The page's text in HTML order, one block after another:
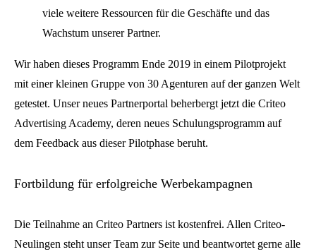
viele weitere Ressourcen für die Geschäfte und das
Wachstum unserer Partner.
Wir haben dieses Programm Ende 2019 in einem Pilotprojekt
mit einer kleinen Gruppe von 30 Agenturen auf der ganzen Welt
getestet. Unser neues Partnerportal beherbergt jetzt die Criteo
Advertising Academy, deren neues Schulungsprogramm auf
dem Feedback aus dieser Pilotphase beruht.
Fortbildung für erfolgreiche Werbekampagnen
Die Teilnahme an Criteo Partners ist kostenfrei. Allen Criteo-
Neulingen steht unser Team zur Seite und beantwortet gerne alle